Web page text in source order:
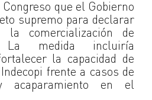
que el Gobierno
supremo para declarar
la comercialización de
La medida incluiría
la capacidad de
frente a casos de
acaparamiento en el